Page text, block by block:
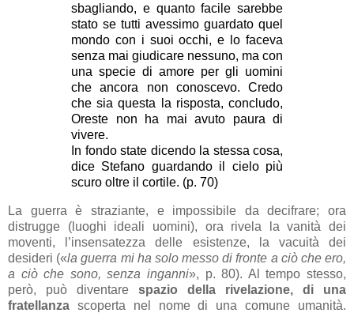
sbagliando, e quanto facile sarebbe
stato se tutti avessimo guardato quel
mondo con i suoi occhi, e lo faceva
senza mai giudicare nessuno, ma con
una specie di amore per gli uomini
che ancora non conoscevo. Credo
che sia questa la risposta, concludo,
Oreste non ha mai avuto paura di
vivere.
In fondo state dicendo la stessa cosa,
dice Stefano guardando il cielo più
scuro oltre il cortile. (p. 70)
La guerra è straziante, e impossibile da decifrare; ora
distrugge (luoghi ideali uomini), ora rivela la vanità dei
moventi, l’insensatezza delle esistenze, la vacuità dei
desideri («la guerra mi ha solo messo di fronte a ciò che ero,
a ciò che sono, senza inganni», p. 80). Al tempo stesso,
però, può diventare spazio della rivelazione, di una
fratellanza scoperta nel nome di una comune umanità.